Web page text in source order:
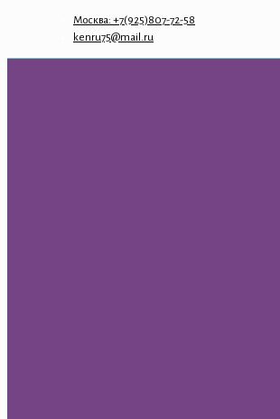
Москва: +7(925)807-72-58
kenru75@mail.ru